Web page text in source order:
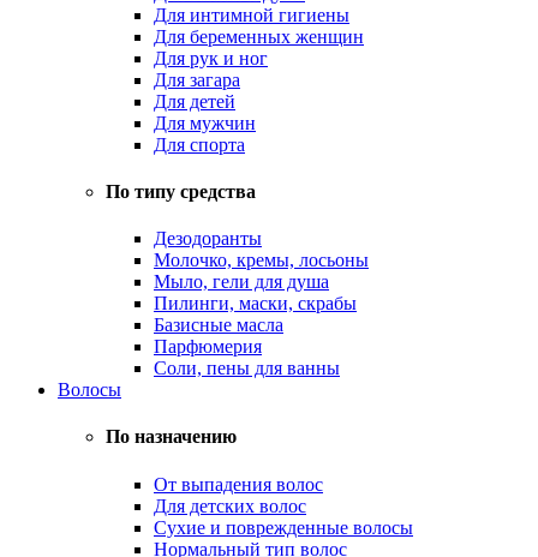
Для интимной гигиены
Для беременных женщин
Для рук и ног
Для загара
Для детей
Для мужчин
Для спорта
По типу средства
Дезодоранты
Молочко, кремы, лосьоны
Мыло, гели для душа
Пилинги, маски, скрабы
Базисные масла
Парфюмерия
Соли, пены для ванны
Волосы
По назначению
От выпадения волос
Для детских волос
Сухие и поврежденные волосы
Нормальный тип волос